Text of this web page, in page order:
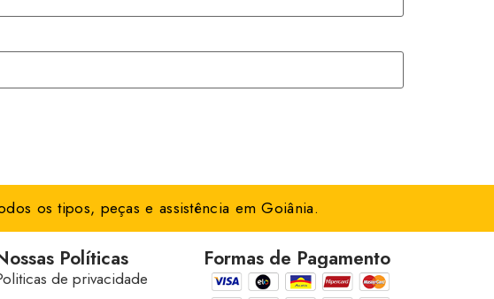
os tipos, peças e assistência em Goiânia.
Políticas
de privacidade
Formas de Pagamento